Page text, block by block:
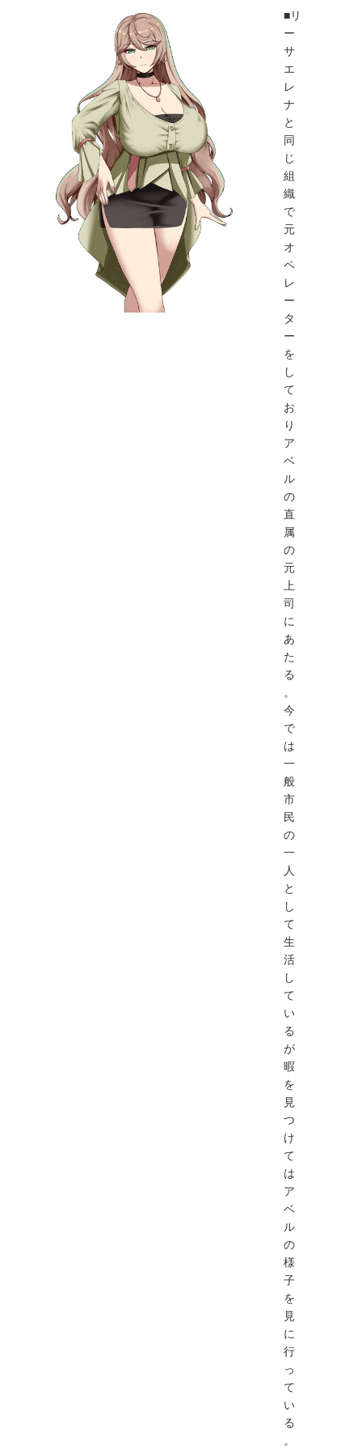
■リ
ー
サ
エ
レ
ナ
と
同
じ
組
織
で
元
オ
ペ
レ
ー
タ
ー
を
し
て
お
り
ア
ベ
ル
の
直
属
の
元
上
司
に
あ
た
る
。
今
で
は
一
般
市
民
の
一
人
と
し
て
生
活
し
て
い
る
が
暇
を
見
つ
け
て
は
ア
ベ
ル
の
様
子
を
見
に
行
っ
て
い
る
。